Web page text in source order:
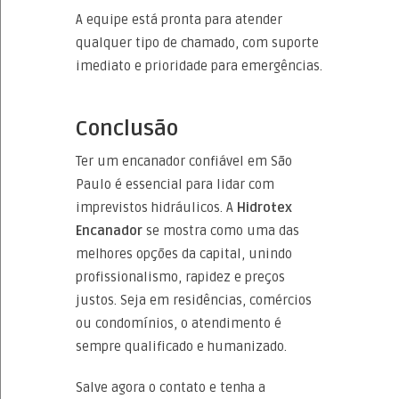
A equipe está pronta para atender
qualquer tipo de chamado, com suporte
imediato e prioridade para emergências.
Conclusão
Ter um encanador confiável em São
Paulo é essencial para lidar com
imprevistos hidráulicos. A Hidrotex
Encanador se mostra como uma das
melhores opções da capital, unindo
profissionalismo, rapidez e preços
justos. Seja em residências, comércios
ou condomínios, o atendimento é
sempre qualificado e humanizado.
Salve agora o contato e tenha a